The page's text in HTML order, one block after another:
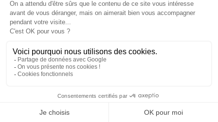
PRODUITS
NOTRE SOCIÉTÉ
VOTRE COMPTE